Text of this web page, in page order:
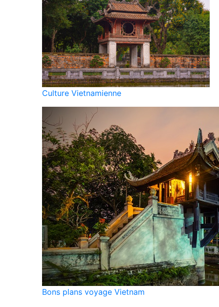
Culture Vietnamienne
Bons plans voyage Vietnam